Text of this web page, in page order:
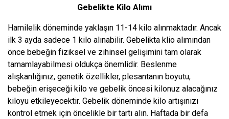
Gebelikte Kilo Alımı
Hamilelik döneminde yaklaşın 11-14 kilo alınmaktadır. Ancak
ilk 3 ayda sadece 1 kilo alınabilir. Gebelikta klio alımından
önce bebeğin fiziksel ve zihinsel gelişimini tam olarak
tamamlayabilmesi oldukça önemlidir. Beslenme
alışkanlığınız, genetik özellikler, plesantanın boyutu,
bebeğin erişeceği kilo ve gebelik öncesi kilonuz alacağınız
kiloyu etkileyecektir. Gebelik döneminde kilo artışınızı
kontrol etmek için öncelikle bir tartı alın. Haftada bir defa